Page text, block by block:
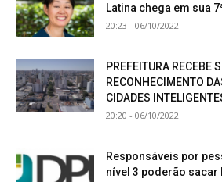
Latina chega em sua
20:23 - 06/10/2022
PREFEITURA RECEBE
RECONHECIMENTO
CIDADES
20:20 - 06/10/2022
Responsáveis por
nível 3 poderão sacar